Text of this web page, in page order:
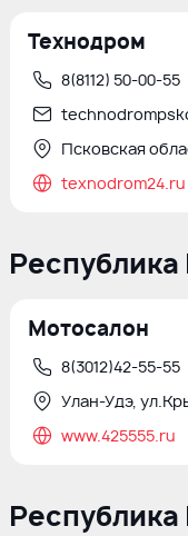
Технодром
8(8112) 50-00-55
Псковская
texnodrom24.ru
Республика
Мотосалон
8(3012)42-55-55
Улан-Удэ,
www.425555.ru